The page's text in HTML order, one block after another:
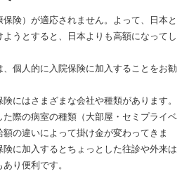
険）が適応されません。よって、日本と
うとすると、日本よりも高額になってし
個人的に入院保険に加入することをお勧
にはさまざまな会社や種類があります。
際の病室の種類（大部屋・セミプライベ
の違いによって掛け金が変わってきま
に加入するとちょっとした往診や外来は
り便利です。